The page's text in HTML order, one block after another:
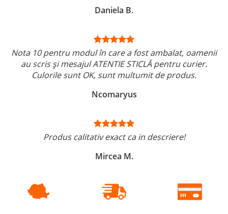
Daniela B.
Nota 10 pentru modul în care a fost ambalat, oamenii
au scris și mesajul ATENTIE STICLĂ pentru curier.
Culorile sunt OK, sunt multumit de produs.
Ncomaryus
Produs calitativ exact ca in descriere!
Mircea M.